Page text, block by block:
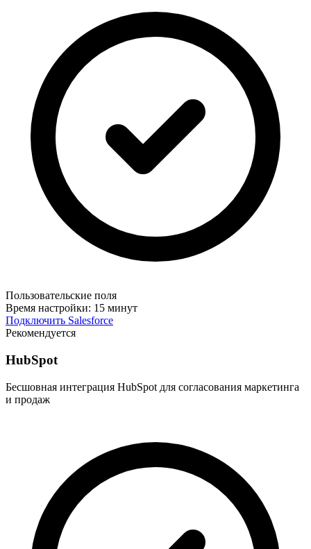
Пользовательские поля
Время настройки: 15 минут
Подключить Salesforce
Рекомендуется
HubSpot
Бесшовная интеграция HubSpot для согласования маркетинга
и продаж